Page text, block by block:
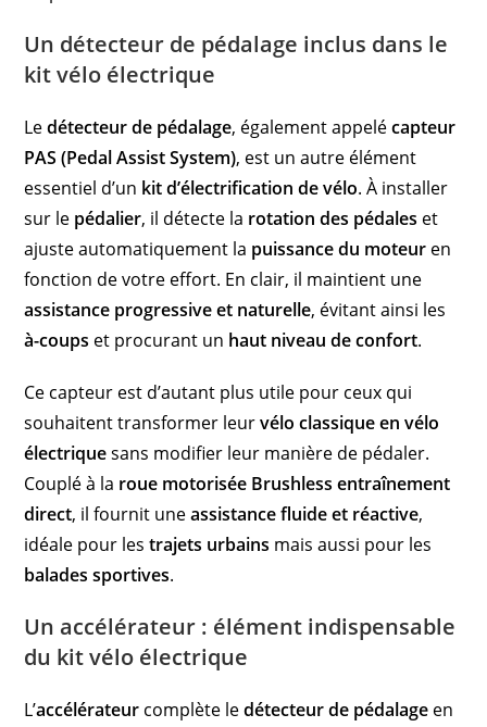
Un détecteur de pédalage inclus dans le
kit vélo électrique
Ledétecteur de pédalage, également appelécapteur
PAS (Pedal Assist System), est un autre élément
essentiel d’un kit d’électrification de vélo. À installer
sur le pédalier, il détecte la rotation des pédales et
ajuste automatiquement la puissance du moteur en
fonction de votre effort. En clair, il maintient une
assistance progressive et naturelle, évitant ainsi les
à-coups et procurant un haut niveau de confort.
Ce capteur est d’autant plus utile pour ceux qui
souhaitent transformer leurvélo classique en vélo
électriquesans modifier leur manière de pédaler.
Couplé à la roue motorisée Brushless entraînement
direct, il fournit uneassistance fluide et réactive,
idéale pour lestrajets urbains mais aussi pour les
balades sportives.
Un accélérateur : élément indispensable
du kit vélo électrique
L’accélérateur complète ledétecteur de pédalage en